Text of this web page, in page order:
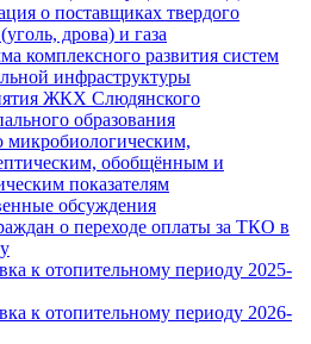
о поставщиках твердого
дрова) и газа
комплексного развития систем
инфраструктуры
ЖКХ Слюдянского
образования
микробиологическим,
обобщённым и
показателям
обсуждения
о переходе оплаты за ТКО в
к отопительному периоду 2025-
к отопительному периоду 2026-